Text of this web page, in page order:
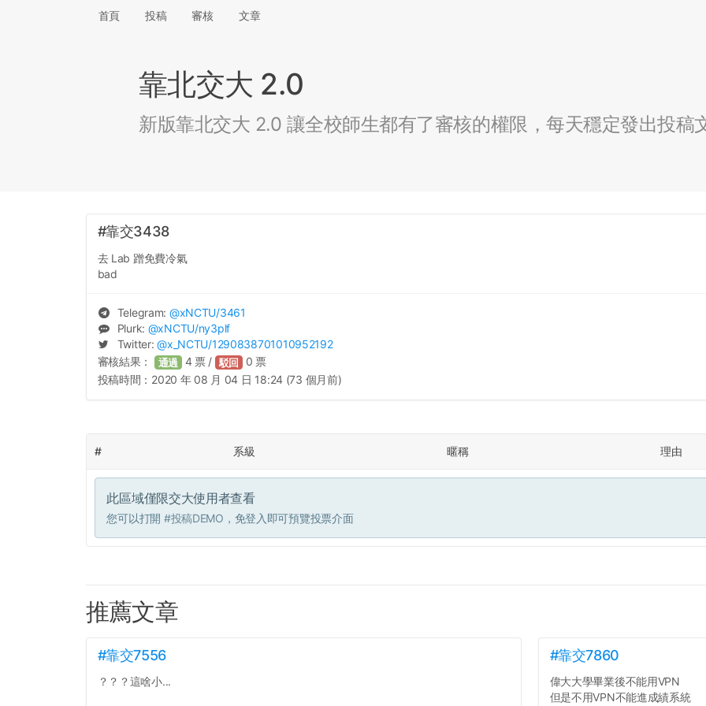
首頁 投稿 審核 文章
靠北交大 2.0
新版靠北交大 2.0 讓全校師生都有了審核的權限，每天穩定發出投稿
#靠交3438
去 Lab 蹭免費冷氣
bad
Telegram: @xNCTU/3461
Plurk: @xNCTU/ny3plf
Twitter:@x_NCTU/1290838701010952192
審核結果： 通過 4票 / 駁回 0 票
投稿時間： 2020 年 08 月 04 日 18:24 (73 個月前)
# 系級 暱稱 理由
此區域僅限交大使用者查看
您可以打開 #投稿DEMO ，免登入即可預覽投票介面
推薦文章
#靠交7556
？？？這啥小...
#靠交7860
偉大大學畢業後不能用VPN
但是不用VPN不能進成績系統